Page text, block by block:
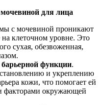
для лица
с мочевиной проникают
на клеточном уровне. Это
сухая, обезвоженная,
функции.
и укреплению
кожи, что помогает ей
факторами окружающей